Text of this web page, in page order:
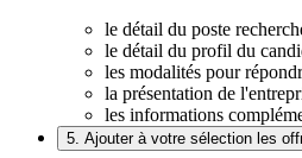
le détail du poste
le détail du profil du
les modalités pour
la présentation de
les informations
5. Ajouter à votre sélection les